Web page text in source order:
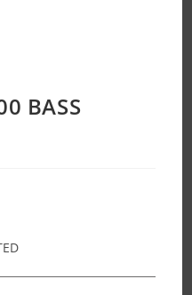
BASS